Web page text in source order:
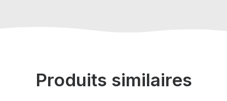
Produits similaires